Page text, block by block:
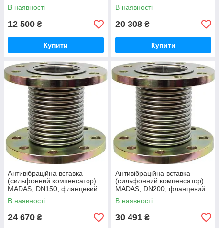
В наявності
12 500 ₴
Купити
В наявності
20 308 ₴
Купити
Антивібраційна вставка
(сильфонний компенсатор)
MADAS, DN150, фланцевий
В наявності
24 670 ₴
Антивібраційна вставка
(сильфонний компенсатор)
MADAS, DN200, фланцевий
В наявності
30 491 ₴